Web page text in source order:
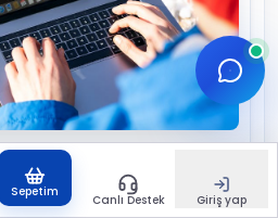
bir günün dalgalanmasına göre
engeller.
Sepetim
Canlı Destek Giriş yap